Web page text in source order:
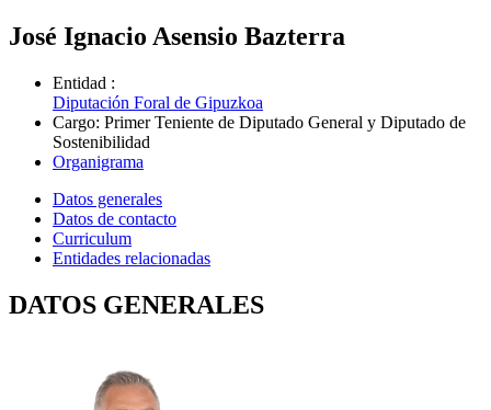
José Ignacio Asensio Bazterra
Entidad :
Diputación Foral de Gipuzkoa
Cargo: Primer Teniente de Diputado General y Diputado de
Sostenibilidad
Organigrama
Datos generales
Datos de contacto
Curriculum
Entidades relacionadas
DATOS GENERALES